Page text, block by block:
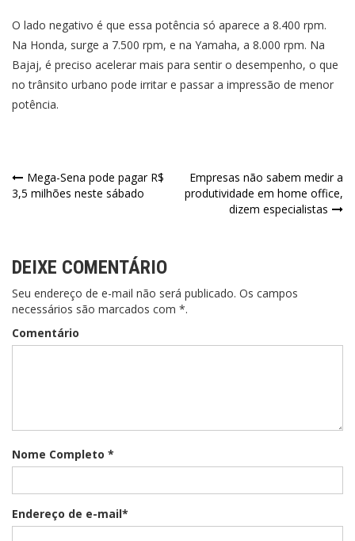
O lado negativo é que essa potência só aparece a 8.400 rpm.
Na Honda, surge a 7.500 rpm, e na Yamaha, a 8.000 rpm. Na
Bajaj, é preciso acelerar mais para sentir o desempenho, o que
no trânsito urbano pode irritar e passar a impressão de menor
potência.
Navegação
de
Mega-Sena pode pagar R$
3,5 milhões neste sábado
Empresas não sabem medir a
produtividade em home office,
dizem especialistas
DEIXE COMENTÁRIO
Seu endereço de e-mail não será publicado. Os campos
necessários são marcados com *.
Comentário
Nome Completo *
Endereço de e-mail*